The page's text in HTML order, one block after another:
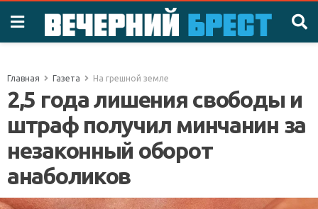
Главная Газета На грешной земле
2,5 года лишения свободы и
штраф получил минчанин за
незаконный оборот
анаболиков